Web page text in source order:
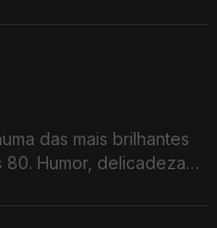
das mais brilhantes
Humor, delicadeza